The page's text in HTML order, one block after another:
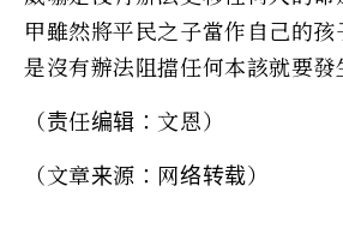
甲雖然將平民之子當作自己的
是沒有辦法阻擋任何本該就要發
（责任编辑：文恩）
（文章来源：网络转载）